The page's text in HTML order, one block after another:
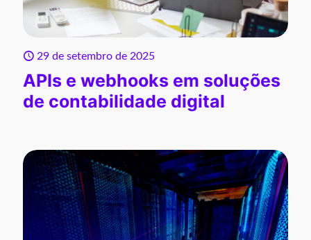
29 de setembro de 2025
APIs e webhooks em soluções
de contabilidade digital